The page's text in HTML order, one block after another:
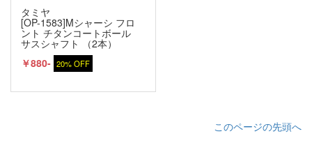
タミヤ
[OP-1583]Mシャーシ フロ
ント チタンコートボール
サスシャフト （2本）
￥880- 20% OFF
このページの先頭へ